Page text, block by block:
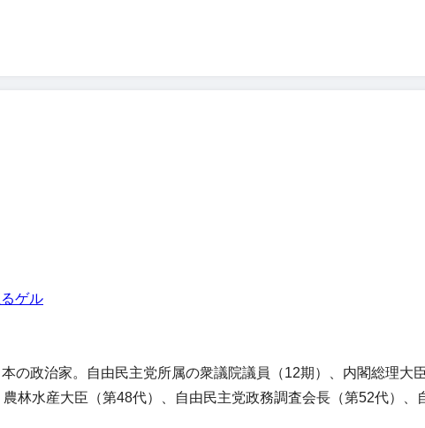
ゲル
の政治家。自由民主党所属の衆議院議員（12期）、内閣総理大
林水産大臣（第48代）、自由民主党政務調査会長（第52代）